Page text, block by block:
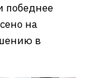
победнее
на
в